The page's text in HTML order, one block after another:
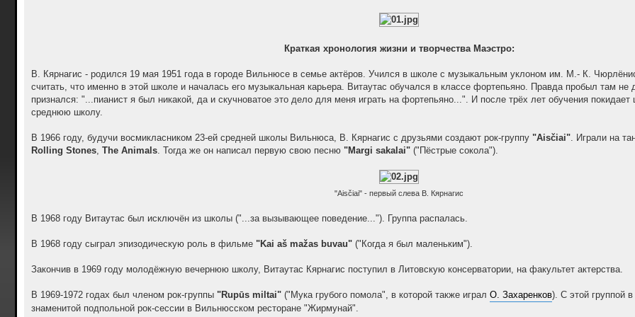
Краткая хронология жизни и творчества Маэстро:
В. Кярнагис - родился 19 мая 1951 года в городе Вильнюсе в семье актёров. Учился в школе с музыкальным уклоном им. М.- К.
считать, что именно в этой школе и началась его музыкальная карьера. Витаутас обучался в классе фортепьяно. Правда пробыл там не
признался: "...пианист я был никакой, да и скучноватое это дело для меня играть на фортепьяно...". И после трёх лет обучения
среднюю школу.
В 1966 году, будучи восмикласником 23-ей средней школы Вильнюса, В. Кярнагис с друзьями создают рок-группу "Aisčiai". Играли на
Rolling Stones, The Animals. Тогда же он написал первую свою песню "Margi sakalai"("Пёстрые сокола").
"Aisčiai" - первый слева В. Кярнагис
В 1968 году Витаутас был исключён из школы ("...за вызывающее поведение..."). Группа распалась.
В 1968 году сыграл эпизодическую роль в фильме "Kai aš mažas buvau"("Когда я был маленьким").
Закончив в 1969 году молодёжную вечернюю школу, Витаутас Кярнагис поступил в Литовскую консерватории, на факультет актерства.
В 1969-1972 годах был членом рок-группы "Rupūs miltai"("Мука грубого помола", в которой также играл О. Захаренков). С этой группой
знаменитой подпольной рок-сессии в Вильнюсском ресторане "Жирмунай".